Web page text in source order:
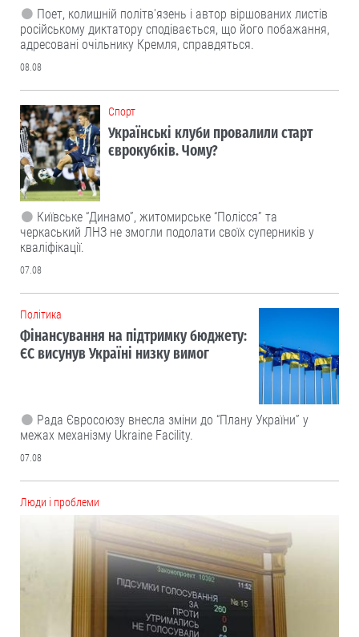
Поет, колишній політв'язень і автор віршованих листів
російському диктатору сподівається, що його побажання,
адресовані очільнику Кремля, справдяться.
08.08
Cпорт
Українські клуби провалили старт
єврокубків. Чому?
Київське “Динамо”, житомирське “Полісся” та
черкаський ЛНЗ не змогли подолати своїх суперників у
кваліфікації.
07.08
Політика
Фінансування на підтримку бюджету:
ЄС висунув Україні низку вимог
Рада Євросоюзу внесла зміни до “Плану України” у
межах механізму Ukraine Facility.
07.08
Люди і проблеми